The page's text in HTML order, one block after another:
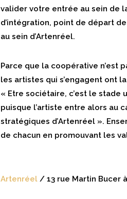
valider votre entrée au sein de
d’intégration, point de départ
au sein d’Artenréel.
Parce que la coopérative n’est
les artistes qui s’engagent ont
« Etre sociétaire, c’est le stade
puisque l’artiste entre alors au
stratégiques d’Artenréel ».
de chacun en promouvant les
Artenréel / 13 rue Martin Bucer